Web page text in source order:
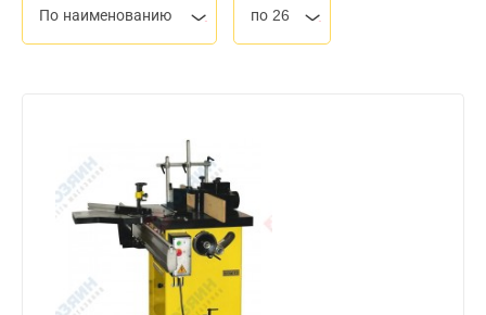
По наименованию по 26